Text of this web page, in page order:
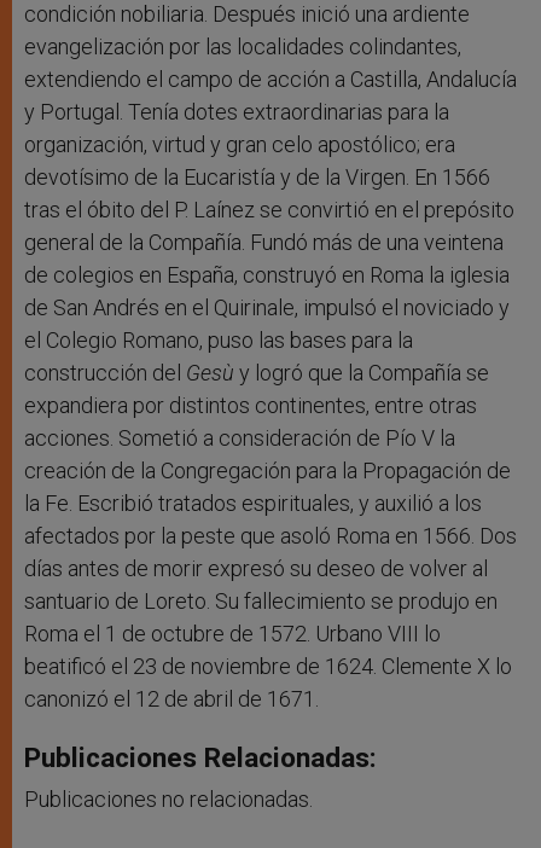
condición nobiliaria. Después inició una ardiente
evangelización por las localidades colindantes,
extendiendo el campo de acción a Castilla, Andalucía
y Portugal. Tenía dotes extraordinarias para la
organización, virtud y gran celo apostólico; era
devotísimo de la Eucaristía y de la Virgen. En 1566
tras el óbito del P. Laínez se convirtió en el prepósito
general de la Compañía. Fundó más de una veintena
de colegios en España, construyó en Roma la iglesia
de San Andrés en el Quirinale, impulsó el noviciado y
el Colegio Romano, puso las bases para la
construcción del Gesù y logró que la Compañía se
expandiera por distintos continentes, entre otras
acciones. Sometió a consideración de Pío V la
creación de la Congregación para la Propagación de
la Fe. Escribió tratados espirituales, y auxilió a los
afectados por la peste que asoló Roma en 1566. Dos
días antes de morir expresó su deseo de volver al
santuario de Loreto. Su fallecimiento se produjo en
Roma el 1 de octubre de 1572. Urbano VIII lo
beatificó el 23 de noviembre de 1624. Clemente X lo
canonizó el 12 de abril de 1671.
Publicaciones Relacionadas:
Publicaciones no relacionadas.